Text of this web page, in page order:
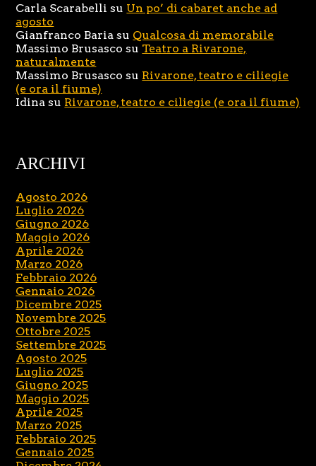
Carla Scarabelli su Un po’ di cabaret anche ad
agosto
Gianfranco Baria su Qualcosa di memorabile
Massimo Brusasco su Teatro a Rivarone,
naturalmente
Massimo Brusasco su Rivarone, teatro e ciliegie
(e ora il fiume)
Idina su Rivarone, teatro e ciliegie (e ora il fiume)
ARCHIVI
Agosto 2026
Luglio 2026
Giugno 2026
Maggio 2026
Aprile 2026
Marzo 2026
Febbraio 2026
Gennaio 2026
Dicembre 2025
Novembre 2025
Ottobre 2025
Settembre 2025
Agosto 2025
Luglio 2025
Giugno 2025
Maggio 2025
Aprile 2025
Marzo 2025
Febbraio 2025
Gennaio 2025